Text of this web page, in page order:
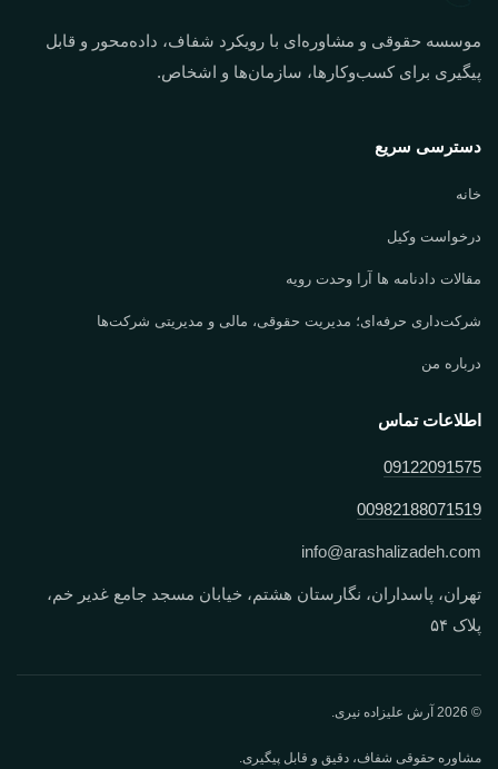
موسسه حقوقی و مشاوره‌ای با رویکرد شفاف، داده‌محور و قابل
پیگیری برای کسب‌وکارها، سازمان‌ها و اشخاص.
دسترسی سریع
خانه
درخواست وکیل
مقالات دادنامه ها آرا وحدت رویه
شرکت‌داری حرفه‌ای؛ مدیریت حقوقی، مالی و مدیریتی شرکت‌ها
درباره من
اطلاعات تماس
09122091575
00982188071519
info@arashalizadeh.com
تهران، پاسداران، نگارستان هشتم، خیابان مسجد جامع غدیر خم،
پلاک ۵۴
© 2026 آرش علیزاده نیری.
مشاوره حقوقی شفاف، دقیق و قابل پیگیری.